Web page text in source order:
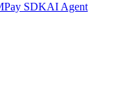
Pay SDKAI Agent